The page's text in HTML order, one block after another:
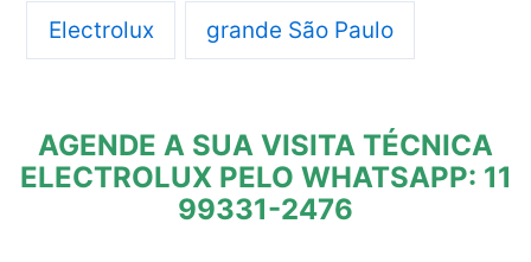
Electrolux grande São Paulo
AGENDE A SUA VISITA TÉCNICA
ELECTROLUX PELO WHATSAPP: 11
99331-2476